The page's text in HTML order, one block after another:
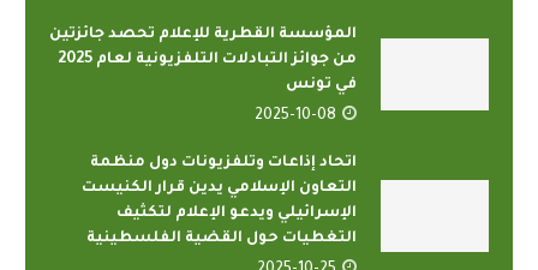
المؤسسة القطرية للإعلام تحصد جائزتين
من جوائز التبادلات التلفزيونية لعام 2025
في تونس
2025-10-08
اتحاد إذاعات وتلفزيونات دول منظمة
التعاون الإسلامي يدين قرار الكنيست
الإسرائيلي ويدعو الإعلام لتكثيف
التغطيات حول القضية الفلسطينية